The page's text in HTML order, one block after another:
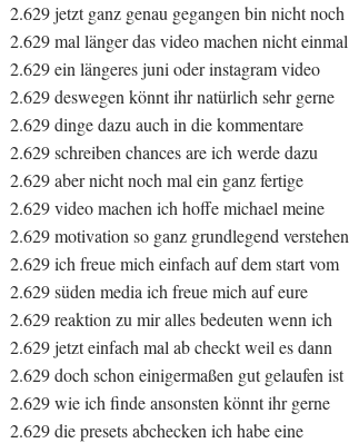
2.629 jetzt ganz genau gegangen bin nicht noch
2.629 mal länger das video machen nicht einmal
2.629 ein längeres juni oder instagram video
2.629 deswegen könnt ihr natürlich sehr gerne
2.629 dinge dazu auch in die kommentare
2.629 schreiben chances are ich werde dazu
2.629 aber nicht noch mal ein ganz fertige
2.629 video machen ich hoffe michael meine
2.629 motivation so ganz grundlegend verstehen
2.629 ich freue mich einfach auf dem start vom
2.629 süden media ich freue mich auf eure
2.629 reaktion zu mir alles bedeuten wenn ich
2.629 jetzt einfach mal ab checkt weil es dann
2.629 doch schon einigermaßen gut gelaufen ist
2.629 wie ich finde ansonsten könnt ihr gerne
2.629 die presets abchecken ich habe eine